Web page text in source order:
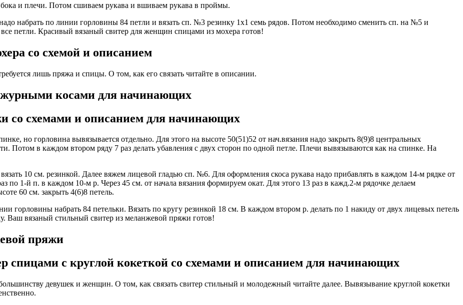
и плечи. Потом сшиваем рукава и вшиваем рукава в проймы.
набрать по линии горловины 84 петли и вязать сп. №3 резинку 1х1 семь рядов. Потом необходимо сменить сп. на №5 и
петли. Красивый вязаный свитер для женщин спицами из мохера готов!
со схемой и описанием
лишь пряжа и спицы. О том, как его связать читайте в описании.
косами для начинающих
со схемами и описанием для начинающих
но горловина вывязывается отдельно. Для этого на высоте 50(51)52 от нач.вязания надо закрыть 8(9)8 центральных
Потом в каждом втором ряду 7 раз делать убавления с двух сторон по одной петле. Плечи вывязываются как на спинке. На
10 см. резинкой. Далее вяжем лицевой гладью сп. №6. Для оформления скоса рукава надо прибавлять в каждом 14-м рядке от
по 1-й п. в каждом 10-м р. Через 45 см. от начала вязания формируем окат. Для этого 13 раз в кажд.2-м рядочке делаем
60 см. закрыть 4(6)8 петель.
горловины набрать 84 петельки. Вязать по кругу резинкой 18 см. В каждом втором р. делать по 1 накиду от двух лицевых петель
Ваш вязаный стильный свитер из меланжевой пряжи готов!
пряжи
с круглой кокеткой со схемами и описанием для начинающих
девушек и женщин. О том, как связать свитер стильный и молодежный читайте далее. Вывязывание круглой кокетки